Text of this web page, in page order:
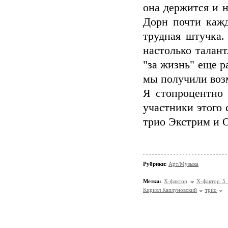
она держится и
Дорн почти
трудная
настолько
"за жизнь" еще
мы получили
Я
участники
трио Экстрим и
Рубрики: Арт/Музыка
Метки: Х-фактор
Х-фактор 5
Кирилл Каплуновский
трио